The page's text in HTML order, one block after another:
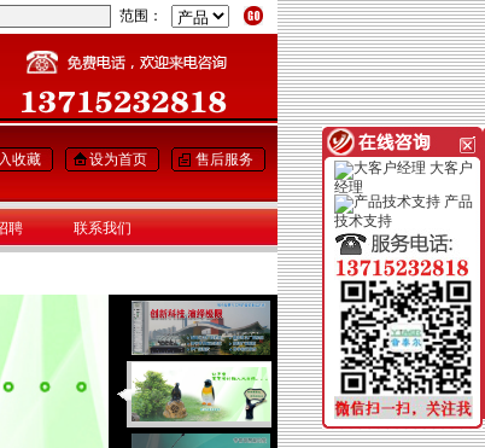
范围：
收藏 设为首页 售后服务
聘 联系我们
大客户
经理
产品
技术支持